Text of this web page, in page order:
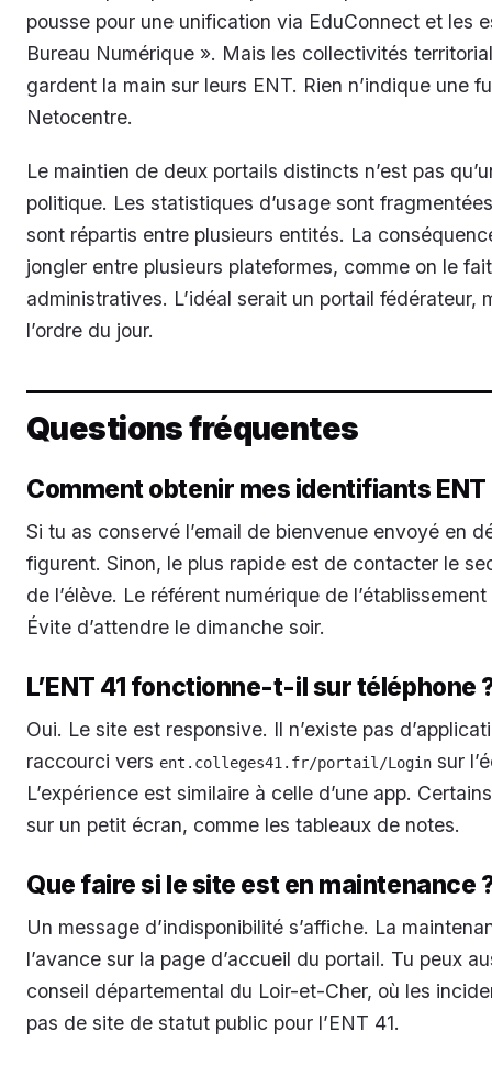
pousse pour une unification via EduConnect et les
Bureau Numérique ». Mais les collectivités
gardent la main sur leurs ENT. Rien n’indique une
Netocentre.
Le maintien de deux portails distincts n’est pas
politique. Les statistiques d’usage sont
sont répartis entre plusieurs entités. La
jongler entre plusieurs plateformes, comme on le
administratives. L’idéal serait un portail fédérateur,
l’ordre du jour.
Questions fréquentes
Comment obtenir mes identifiants ENT
Si tu as conservé l’email de bienvenue envoyé en
figurent. Sinon, le plus rapide est de contacter le
de l’élève. Le référent numérique de
Évite d’attendre le dimanche soir.
L’ENT 41 fonctionne-t-il sur téléphone
Oui. Le site est responsive. Il n’existe pas
raccourci vers ent.colleges41.fr/portail/Login sur
L’expérience est similaire à celle d’une app.
sur un petit écran, comme les tableaux de notes.
Que faire si le site est en maintenance
Un message d’indisponibilité s’affiche. La
l’avance sur la page d’accueil du portail. Tu peux
conseil départemental du Loir-et-Cher, où les
pas de site de statut public pour l’ENT 41.